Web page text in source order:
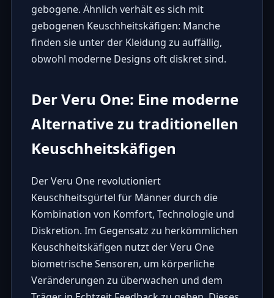
gebogene. Ähnlich verhält es sich mit
gebogenen Keuschheitskäfigen: Manche
finden sie unter der Kleidung zu auffällig,
obwohl moderne Designs oft diskret sind.
Der Veru One: Eine moderne
Alternative zu traditionellen
Keuschheitskäfigen
DerVeru Onerevolutioniert
Keuschheitsgürtel für Männer durch die
Kombination von Komfort, Technologie und
Diskretion. Im Gegensatz zu herkömmlichen
Keuschheitskäfigen nutzt der Veru One
biometrische Sensoren, um körperliche
Veränderungen zu überwachen und dem